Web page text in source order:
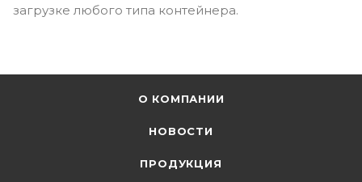
загрузке любого типа контейнера.
О КОМПАНИИ
НОВОСТИ
ПРОДУКЦИЯ